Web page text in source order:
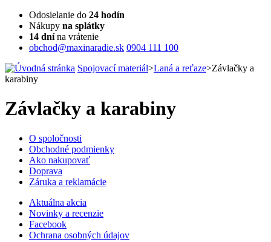
Odosielanie do 24 hodín
Nákupy na splátky
14 dnína vrátenie
obchod@maxinaradie.sk 0904 111 100
Spojovací materiál>Laná a reťaze>Závlačky a
karabiny
Závlačky a karabiny
O spoločnosti
Obchodné podmienky
Ako nakupovať
Doprava
Záruka a reklamácie
Aktuálna akcia
Novinky a recenzie
Facebook
Ochrana osobných údajov